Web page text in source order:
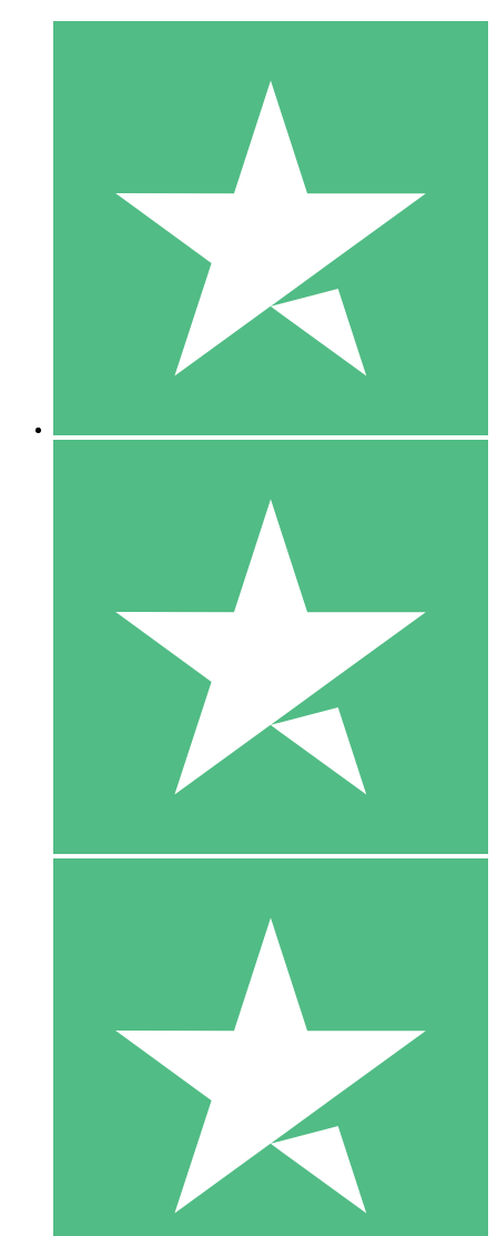
Packs de Crédits Individuels
Payez à l'utilisation avec des crédits de téléchargement. Sans
1 Téléchargement
10 00
10 Téléchargements
20 00